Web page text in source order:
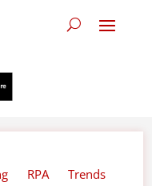
RPA
Trends